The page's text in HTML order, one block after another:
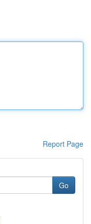
Report Page
Go